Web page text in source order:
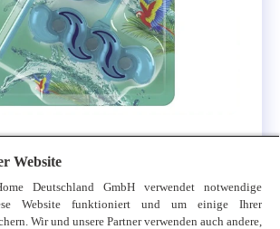
6in1 WC Duft &
Tropische Lagune
Trio 3x35g
Website
Deutschland GmbH verwendet notwendige
Website funktioniert und um einige Ihrer
Wir und unsere Partner verwenden auch andere,